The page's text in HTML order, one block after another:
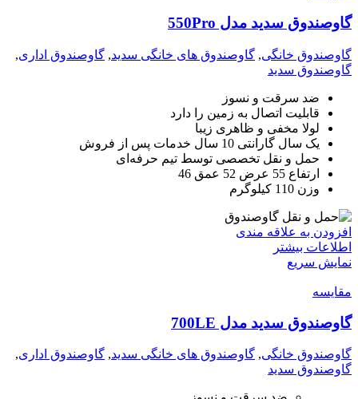
گاوصندوق سدید مدل 550Pro
گاوصندوق خانگی, گاوصندوق های خانگی سدید, گاوصندوق اداری,
گاوصندوق سدید
ضد سرقت و نسوز
قابلیت اتصال به زمین را دارد
لولا مخفی و ظاهری زیبا
یک سال گارانتی 10 سال خدمات پس از فروش
حمل و نقل تخصصی توسط تیم حرفه‌ای
ارتفاع 55 عرض 52 عمق 46
وزن 110 کیلوگرم
افزودن به علاقه مندی
اطلاعات بیشتر
نمایش سریع
مقايسه
گاوصندوق سدید مدل 700LE
گاوصندوق خانگی, گاوصندوق های خانگی سدید, گاوصندوق اداری,
گاوصندوق سدید